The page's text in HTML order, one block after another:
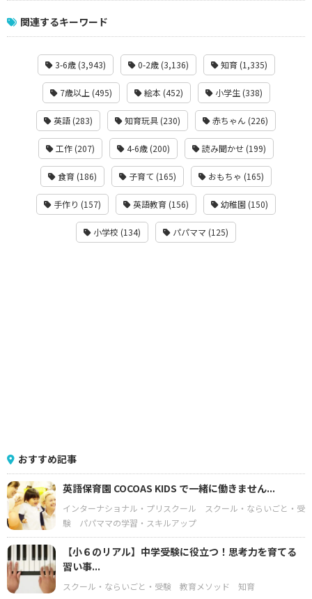
関連するキーワード
3-6歳 (3,943) 0-2歳 (3,136) 知育 (1,335)
7歳以上 (495) 絵本 (452) 小学生 (338)
英語 (283) 知育玩具 (230) 赤ちゃん (226)
工作 (207) 4-6歳 (200) 読み聞かせ (199)
食育 (186) 子育て (165) おもちゃ (165)
手作り (157) 英語教育 (156) 幼稚園 (150)
小学校 (134) パパママ (125)
おすすめ記事
英語保育園 COCOAS KIDS で一緒に働きません...
インターナショナル・プリスクール
スクール・ならいごと・受
験
パパママの学習・スキルアップ
【小６のリアル】中学受験に役立つ！思考力を育てる
習い事...
スクール・ならいごと・受験 教育メソッド 知育